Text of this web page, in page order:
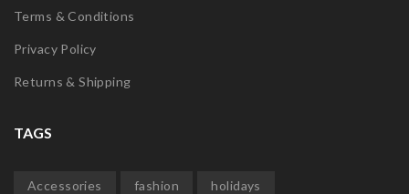
Terms & Conditions
Privacy Policy
Returns & Shipping
TAGS
Accessories fashion holidays